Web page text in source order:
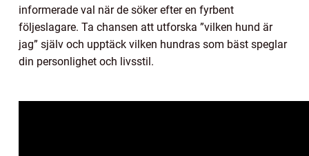
informerade val när de söker efter en fyrbent
följeslagare. Ta chansen att utforska ”vilken hund är
jag” själv och upptäck vilken hundras som bäst speglar
din personlighet och livsstil.